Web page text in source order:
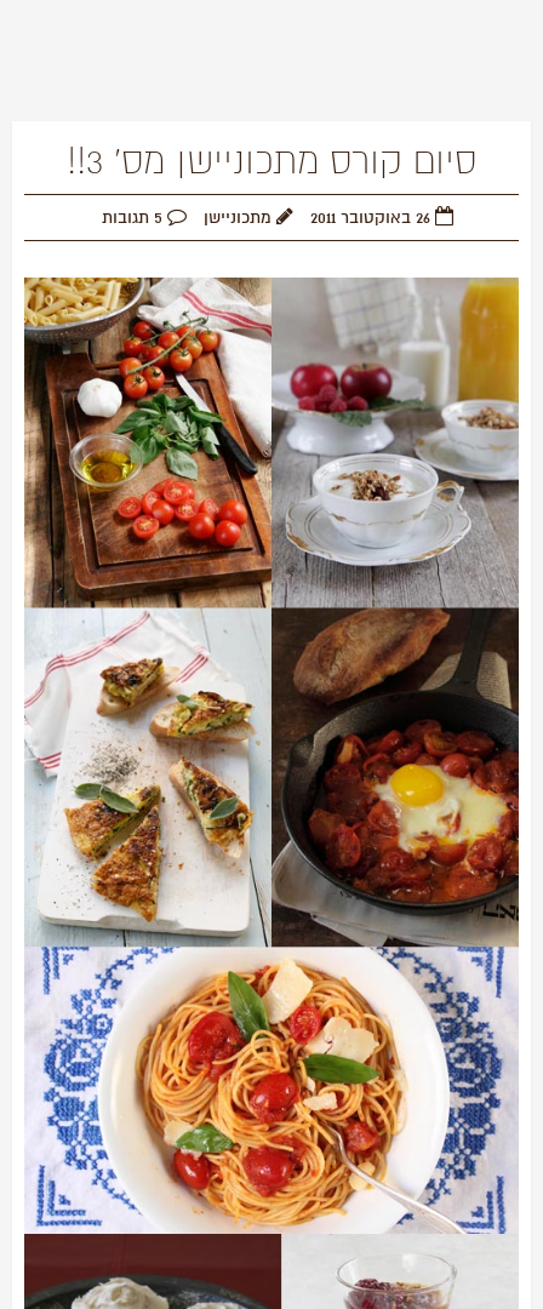
סיום קורס מתכוניישן מס' 3!!
מתכוניישן